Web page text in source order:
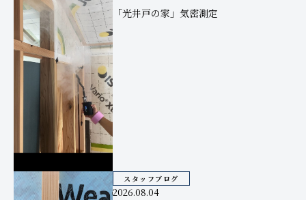
「光井戸の家」気密測定
スタッフブログ
2026.08.04